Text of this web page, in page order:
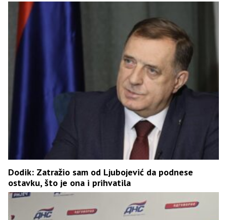
Dodik: Zatražio sam od Ljubojević da podnese
ostavku, što je ona i prihvatila